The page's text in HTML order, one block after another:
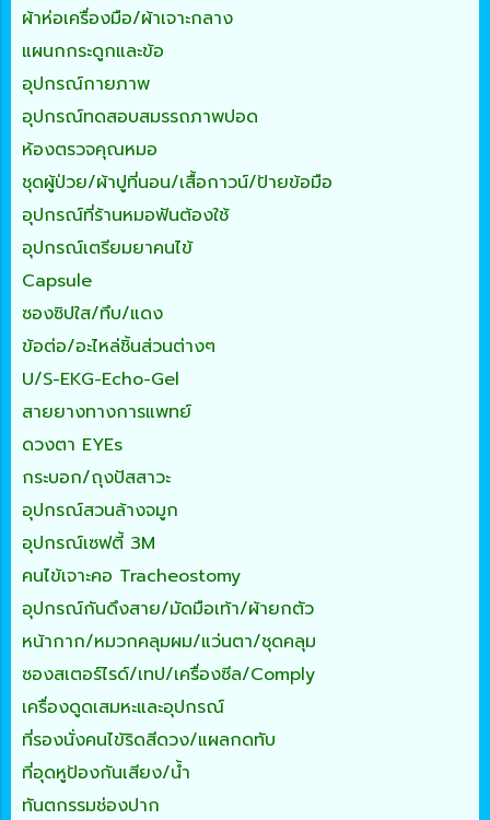
ผ้าห่อเครื่องมือ/ผ้าเจาะกลาง
แผนกกระดูกและข้อ
อุปกรณ์กายภาพ
อุปกรณ์ทดสอบสมรรถภาพปอด
ห้องตรวจคุณหมอ
ชุดผู้ป่วย/ผ้าปูที่นอน/เสื้อกาวน์/ป้ายข้อมือ
อุปกรณ์ที่ร้านหมอฟันต้องใช้
อุปกรณ์เตรียมยาคนไข้
Capsule
ซองซิปใส/ทึบ/แดง
ข้อต่อ/อะไหล่ชิ้นส่วนต่างๆ
U/S-EKG-Echo-Gel
สายยางทางการแพทย์
ดวงตา EYEs
กระบอก/ถุงปัสสาวะ
อุปกรณ์สวนล้างจมูก
อุปกรณ์เซฟตี้ 3M
คนไข้เจาะคอ Tracheostomy
อุปกรณ์กันดึงสาย/มัดมือเท้า/ผ้ายกตัว
หน้ากาก/หมวกคลุมผม/แว่นตา/ชุดคลุม
ซองสเตอร์ไรด์/เทป/เครื่องซีล/Comply
เครื่องดูดเสมหะและอุปกรณ์
ที่รองนั่งคนไข้ริดสีดวง/แผลกดทับ
ที่อุดหูป้องกันเสียง/น้ำ
ทันตกรรมช่องปาก